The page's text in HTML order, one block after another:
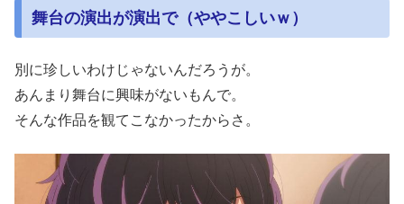
舞台の演出が演出で（ややこしいｗ）
別に珍しいわけじゃないんだろうが。
あんまり舞台に興味がないもんで。
そんな作品を観てこなかったからさ。